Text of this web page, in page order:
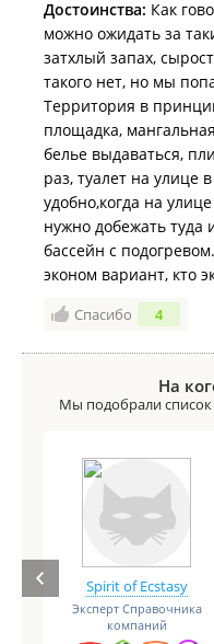
Достоинства: Как
можно ожидать за
затхлый запах,
такого нет, но мы
Территория в
площадка,
белье выдаваться,
раз, туалет на улице
удобно,когда на
нужно добежать туда
бассейн с
эконом вариант, кто
Спасибо 4
На
Мы подобрали список
Spirit of Ecstasy
Эксперт Справочника
компаний